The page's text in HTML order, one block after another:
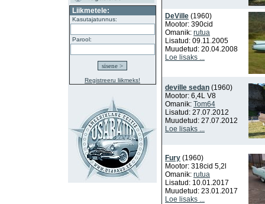
Liikmetele:
Kasutajatunnus:
Parool:
Registreeru liikmeks!
DeVille (1960)
Mootor: 390cid
Omanik: rutua
Lisatud: 09.11.2005
Muudetud: 20.04.2008
Loe lisaks ...
deville sedan (1960)
Mootor: 6,4L V8
Omanik: Tom64
Lisatud: 27.07.2012
Muudetud: 27.07.2012
Loe lisaks ...
Fury (1960)
Mootor: 318cid 5,2l
Omanik: rutua
Lisatud: 10.01.2017
Muudetud: 23.01.2017
Loe lisaks ...